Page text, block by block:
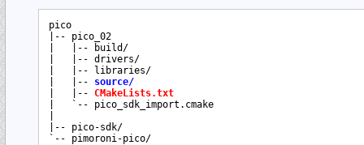
pico
|-- pico_02
|   |-- build/
|   |-- drivers/
|   |-- libraries/
|   |-- source/
|   |-- CMakeLists.txt
|   `-- pico_sdk_import.cmake
|-- pico-sdk/
`-- pimoroni-pico/